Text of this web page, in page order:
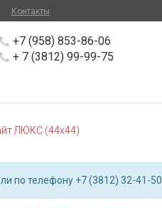
Контакты
+7 (958) 853-86-06
+ 7 (3812) 99-99-75
ЛЮКС (44х44)
по телефону +7 (3812) 32-41-50